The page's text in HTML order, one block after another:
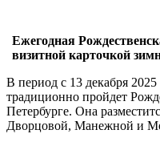
Ежегодная
визитной карточкой
В период с 13 декабря 2025
традиционно пройдет
Петербурге. Она
Дворцовой, Манежной и